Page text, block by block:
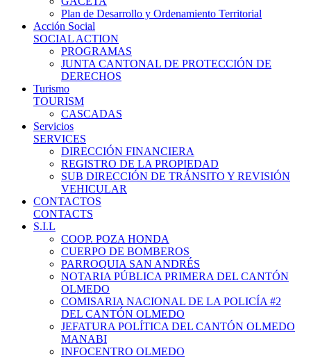
Plan de Desarrollo y Ordenamiento Territorial
Acción Social
SOCIAL ACTION
PROGRAMAS
JUNTA CANTONAL DE PROTECCIÓN DE
DERECHOS
Turismo
TOURISM
CASCADAS
Servicios
SERVICES
DIRECCIÓN FINANCIERA
REGISTRO DE LA PROPIEDAD
SUB DIRECCIÓN DE TRÁNSITO Y REVISIÓN
VEHICULAR
CONTACTOS
CONTACTS
S.I.L
COOP. POZA HONDA
CUERPO DE BOMBEROS
PARROQUIA SAN ANDRÉS
NOTARIA PÚBLICA PRIMERA DEL CANTÓN
OLMEDO
COMISARIA NACIONAL DE LA POLICÍA #2
DEL CANTÓN OLMEDO
JEFATURA POLÍTICA DEL CANTÓN OLMEDO
MANABI
INFOCENTRO OLMEDO